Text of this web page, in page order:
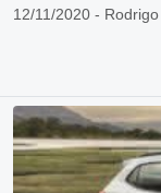
12/11/2020 -